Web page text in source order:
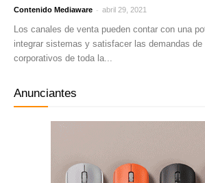
Contenido Mediaware - abril 29, 2021
Los canales de venta pueden contar con una
integrar sistemas y satisfacer las demandas de
corporativos de toda la...
Anunciantes